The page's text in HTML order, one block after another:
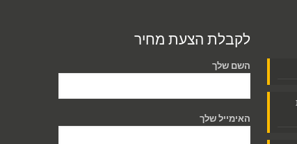
לקבלת הצעת מחיר
השם שלך
האימייל שלך